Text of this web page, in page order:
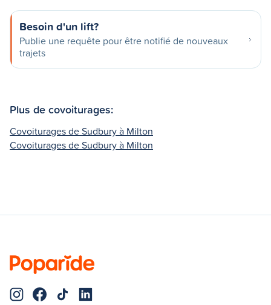
Besoin d'un lift?
Publie une requête pour être notifié de nouveaux
trajets
Plus de covoiturages:
Covoiturages de Sudbury à Milton
Covoiturages de Sudbury à Milton